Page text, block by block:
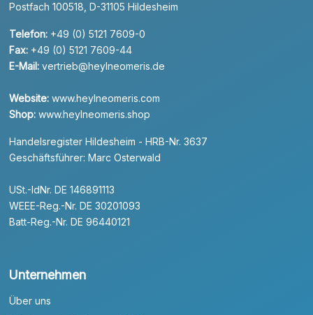
Postfach 100518, D-31105 Hildesheim
Telefon: +49 (0) 5121 7609-0
Fax: +49 (0) 5121 7609-44
E-Mail: vertrieb@heylneomeris.de
Website: www.heylneomeris.com
Shop: www.heylneomeris.shop
Handelsregister Hildesheim - HRB-Nr. 3637
Geschäftsführer: Marc Osterwald
USt.-IdNr. DE 146891113
WEEE-Reg.-Nr. DE 30201093
Batt-Reg.-Nr. DE 96440121
Unternehmen
Über uns